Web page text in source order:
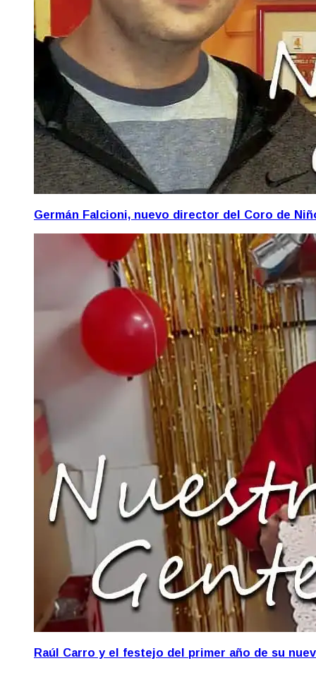
Germán Falcioni, nuevo director del Coro de
Raúl Carro y el festejo del primer año de su